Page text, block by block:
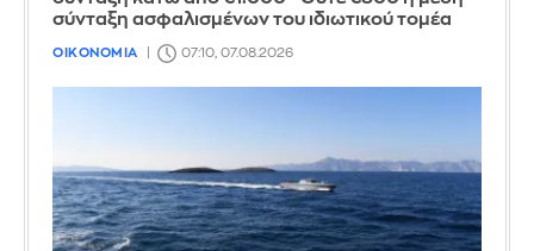
σύνταξη ασφαλισμένων του ιδιωτικού τομέα
ΟΙΚΟΝΟΜΙΑ 07:10, 07.08.2026